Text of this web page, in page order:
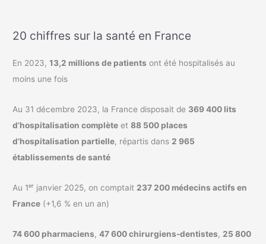
20 chiffres sur la santé en France
En 2023,13,2 millions de patients ont été hospitalisés au
moins une fois
Au 31 décembre 2023, la France disposait de 369 400 lits
d’hospitalisation complète et88 500 places
d’hospitalisation partielle, répartis dans 2 965
établissements de santé
Au 1ᵉʳ janvier 2025, on comptait 237 200 médecins actifs en
France (+1,6 % en un an)
74 600 pharmaciens,47 600 chirurgiens-dentistes, 25 800